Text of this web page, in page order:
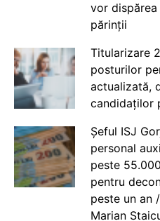
vor dispărea
părinții
Titularizare
posturilor
actualizată,
candidaților
Șeful ISJ
personal
peste
pentru
peste un an
Marian